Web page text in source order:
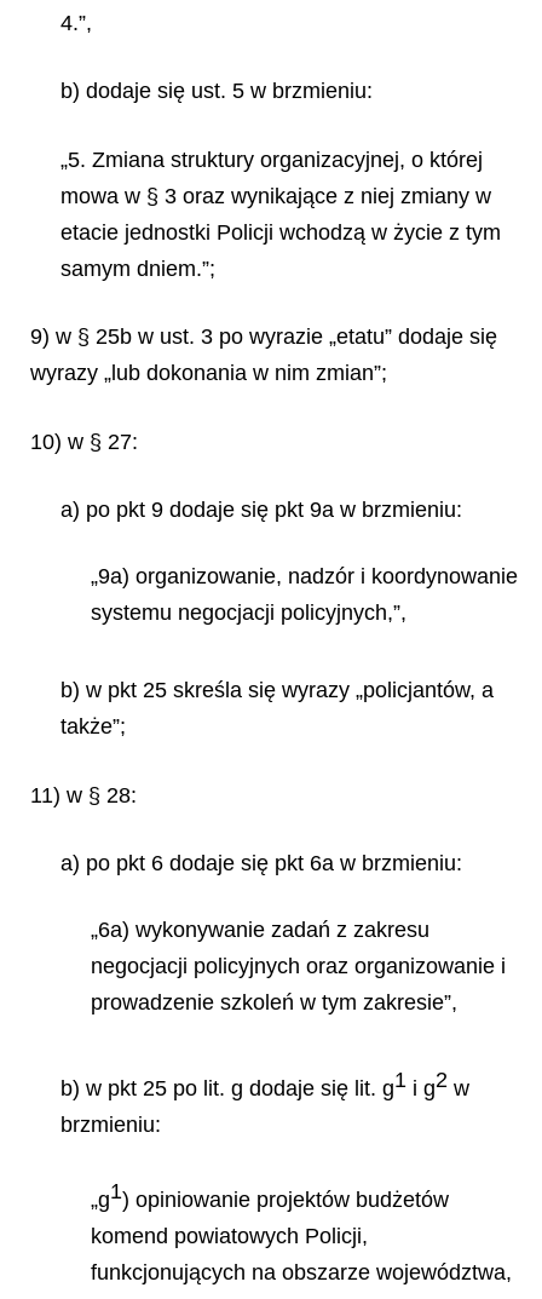
4.”,
b) dodaje się ust. 5 w brzmieniu:
„5. Zmiana struktury organizacyjnej, o której
mowa w § 3 oraz wynikające z niej zmiany w
etacie jednostki Policji wchodzą w życie z tym
samym dniem.”;
9) w § 25b w ust. 3 po wyrazie „etatu” dodaje się
wyrazy „lub dokonania w nim zmian”;
10) w § 27:
a) po pkt 9 dodaje się pkt 9a w brzmieniu:
„9a) organizowanie, nadzór i koordynowanie
systemu negocjacji policyjnych,”,
b) w pkt 25 skreśla się wyrazy „policjantów, a
także”;
11) w § 28:
a) po pkt 6 dodaje się pkt 6a w brzmieniu:
„6a) wykonywanie zadań z zakresu
negocjacji policyjnych oraz organizowanie i
prowadzenie szkoleń w tym zakresie”,
b) w pkt 25 po lit. g dodaje się lit. g1 i g2 w
brzmieniu:
„g1) opiniowanie projektów budżetów
komend powiatowych Policji,
funkcjonujących na obszarze województwa,